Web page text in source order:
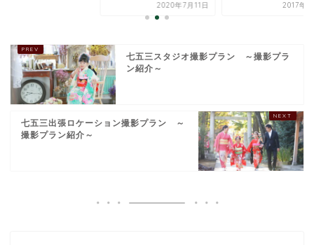
2017年4月9日
七五三スタジオ撮影プラン ～撮影プラ
ン紹介～
七五三出張ロケーション撮影プラン ～
撮影プラン紹介～